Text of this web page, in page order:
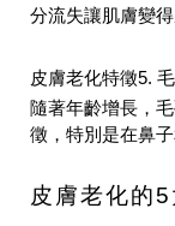
分流失讓肌膚變
皮膚老化特徵5.
隨著年齡增長，
徵，特別是在鼻子
皮膚老化的5